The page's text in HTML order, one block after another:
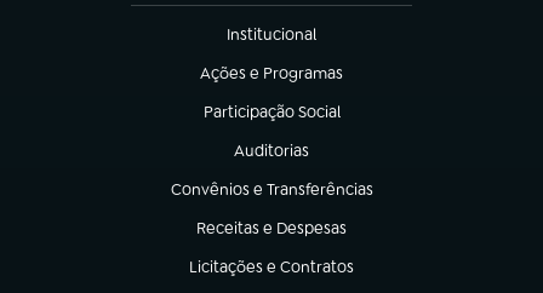
Institucional
(abre em nova aba)
Ações e Programas
(abre em nova aba)
Participação Social
(abre em nova aba)
Auditorias
(abre em nova aba)
Convênios e Transferências
(abre em nova aba)
Receitas e Despesas
(abre em nova aba)
Licitações e Contratos
(abre em nova aba)